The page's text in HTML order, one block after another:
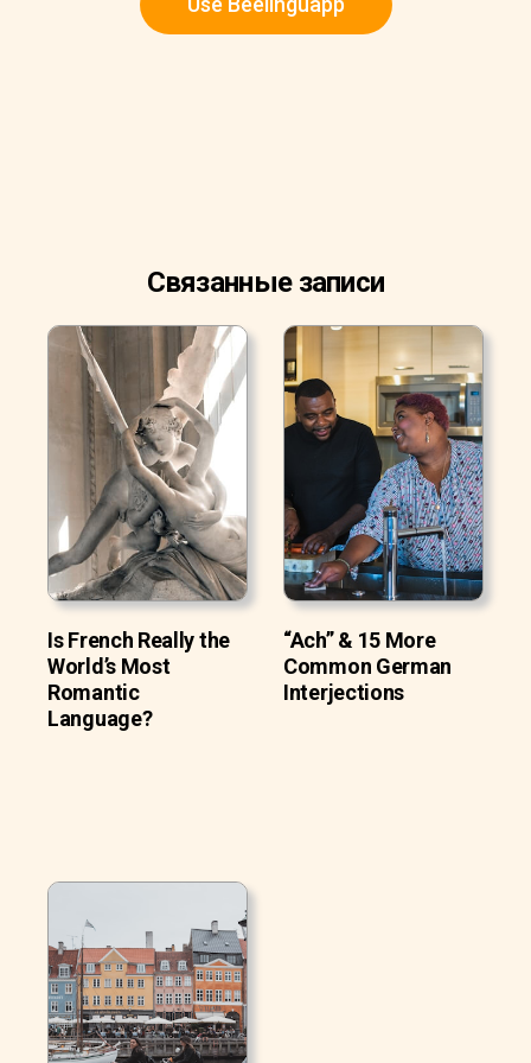
Связанные записи
Is French Really the
World’s Most
Romantic
Language?
“Ach” & 15 More
Common German
Interjections